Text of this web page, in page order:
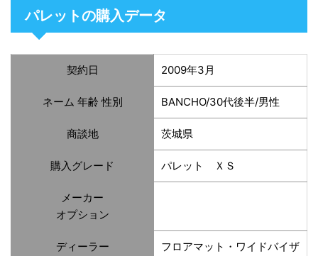
パレットの購入データ
契約日 2009年3月
ネーム 年齢 性別 BANCHO/30代後半/男性
商談地 茨城県
購入グレード パレット ＸＳ
メーカー
オプション
ディーラー
フロアマット・ワイドバイザ